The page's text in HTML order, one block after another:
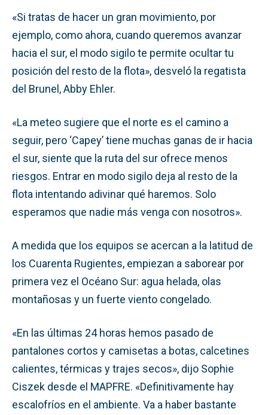
«Si tratas de hacer un gran movimiento, por
ejemplo, como ahora, cuando queremos avanzar
hacia el sur, el modo sigilo te permite ocultar tu
posición del resto de la flota», desveló la regatista
del Brunel, Abby Ehler.
«La meteo sugiere que el norte es el camino a
seguir, pero ‘Capey’ tiene muchas ganas de ir hacia
el sur, siente que la ruta del sur ofrece menos
riesgos. Entrar en modo sigilo deja al resto de la
flota intentando adivinar qué haremos. Solo
esperamos que nadie más venga con nosotros».
A medida que los equipos se acercan a la latitud de
los Cuarenta Rugientes, empiezan a saborear por
primera vez el Océano Sur: agua helada, olas
montañosas y un fuerte viento congelado.
«En las últimas 24 horas hemos pasado de
pantalones cortos y camisetas a botas, calcetines
calientes, térmicas y trajes secos», dijo Sophie
Ciszek desde el MAPFRE. «Definitivamente hay
escalofríos en el ambiente. Va a haber bastante